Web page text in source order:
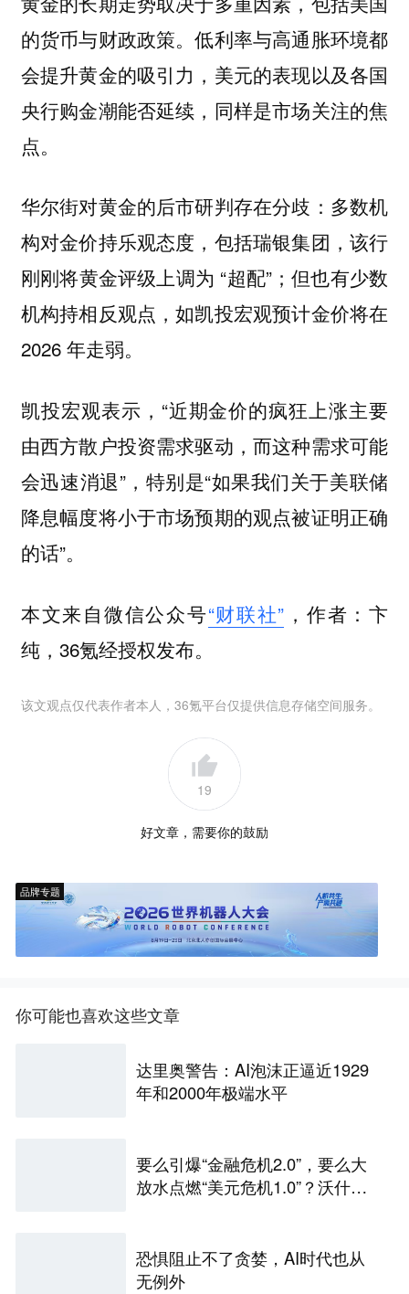
的货币与财政政策。低利率与高通胀环境都
会提升黄金的吸引力，美元的表现以及各国
央行购金潮能否延续，同样是市场关注的焦
点。
华尔街对黄金的后市研判存在分歧：多数机
构对金价持乐观态度，包括瑞银集团，该行
刚刚将黄金评级上调为 “超配”；但也有少数
机构持相反观点，如凯投宏观预计金价将在
2026 年走弱。
凯投宏观表示，“近期金价的疯狂上涨主要
由西方散户投资需求驱动，而这种需求可能
会迅速消退”，特别是“如果我们关于美联储
降息幅度将小于市场预期的观点被证明正确
的话”。
本文来自微信公众号“财联社” ，作者：卞
纯，36氪经授权发布。
该文观点仅代表作者本人，36氪平台仅提供信息存储空间服务。
19
好文章，需要你的鼓励
品牌专题
你可能也喜欢这些文章
达里奥警告：AI泡沫正逼近1929
年和2000年极端水平
要么引爆“金融危机2.0”，要么大
放水点燃“美元危机1.0”？沃什面
恐惧阻止不了贪婪，AI时代也从
无例外